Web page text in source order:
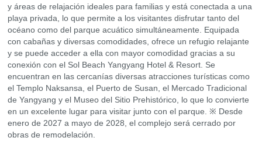
y áreas de relajación ideales para familias y está conectada a una
playa privada, lo que permite a los visitantes disfrutar tanto del
océano como del parque acuático simultáneamente. Equipada
con cabañas y diversas comodidades, ofrece un refugio relajante
y se puede acceder a ella con mayor comodidad gracias a su
conexión con el Sol Beach Yangyang Hotel & Resort. Se
encuentran en las cercanías diversas atracciones turísticas como
el Templo Naksansa, el Puerto de Susan, el Mercado Tradicional
de Yangyang y el Museo del Sitio Prehistórico, lo que lo convierte
en un excelente lugar para visitar junto con el parque. ※ Desde
enero de 2027 a mayo de 2028, el complejo será cerrado por
obras de remodelación.